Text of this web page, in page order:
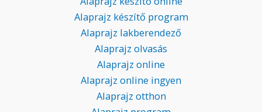
Alaprajz készítő program
Alaprajz lakberendező
Alaprajz olvasás
Alaprajz online
Alaprajz online ingyen
Alaprajz otthon